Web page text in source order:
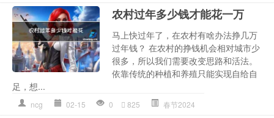
农村过年多少钱才能花一万
马上快过年了，在农村有啥办法挣几万
过年钱？ 在农村的挣钱机会相对城市少
很多，所以我们需要改变思路和活法。
依靠传统的种植和养殖只能实现自给自
足，想...
ncg 02-15 0 825 春节2024